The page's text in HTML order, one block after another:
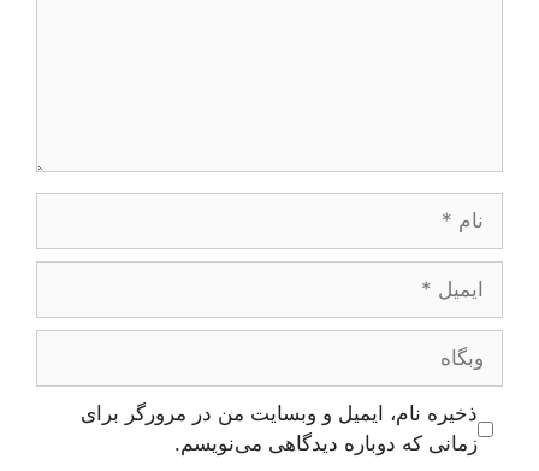
ایمیل
وبگاه
ذخیره نام، ایمیل و وبسایت من در مرورگر برای
زمانی که دوباره دیدگاهی می‌نویسم.